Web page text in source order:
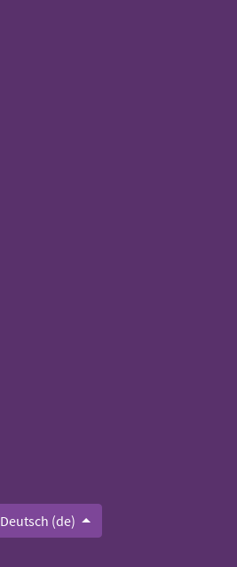
Deutsch (de)